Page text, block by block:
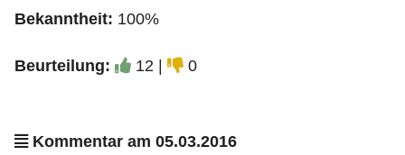
Bekanntheit: 100%
Beurteilung: 12 | 0
Kommentar am 05.03.2016